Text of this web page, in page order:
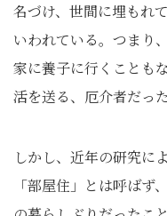
名づけ、世間に埋もれ
いわれている。つまり
家に養子に行くことも
活を送る、厄介者だっ
しかし、近年の研究に
「部屋住」とは呼ばず